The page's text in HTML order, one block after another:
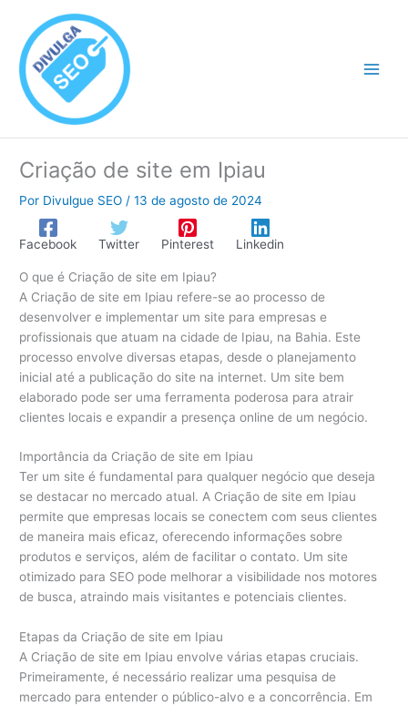
conteúdo
Criação de site em Ipiau
Por Divulgue SEO /13 de agosto de 2024
Facebook Twitter Pinterest Linkedin
O que é Criação de site em Ipiau?
A Criação de site em Ipiau refere-se ao processo de
desenvolver e implementar um site para empresas e
profissionais que atuam na cidade de Ipiau, na Bahia. Este
processo envolve diversas etapas, desde o planejamento
inicial até a publicação do site na internet. Um site bem
elaborado pode ser uma ferramenta poderosa para atrair
clientes locais e expandir a presença online de um negócio.
Importância da Criação de site em Ipiau
Ter um site é fundamental para qualquer negócio que deseja
se destacar no mercado atual. A Criação de site em Ipiau
permite que empresas locais se conectem com seus clientes
de maneira mais eficaz, oferecendo informações sobre
produtos e serviços, além de facilitar o contato. Um site
otimizado para SEO pode melhorar a visibilidade nos motores
de busca, atraindo mais visitantes e potenciais clientes.
Etapas da Criação de site em Ipiau
A Criação de site em Ipiau envolve várias etapas cruciais.
Primeiramente, é necessário realizar uma pesquisa de
mercado para entender o público-alvo e a concorrência. Em